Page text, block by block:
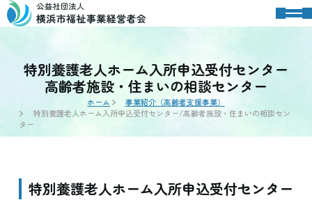
特別養護老人ホーム入所申込受付センター
高齢者施設・住まいの相談センター
ホーム
事業紹介（高齢者支援事業）
特別養護老人ホーム入所申込受付センター/高齢者施設・住まいの相談セン
ター
特別養護老人ホーム入所申込受付センター